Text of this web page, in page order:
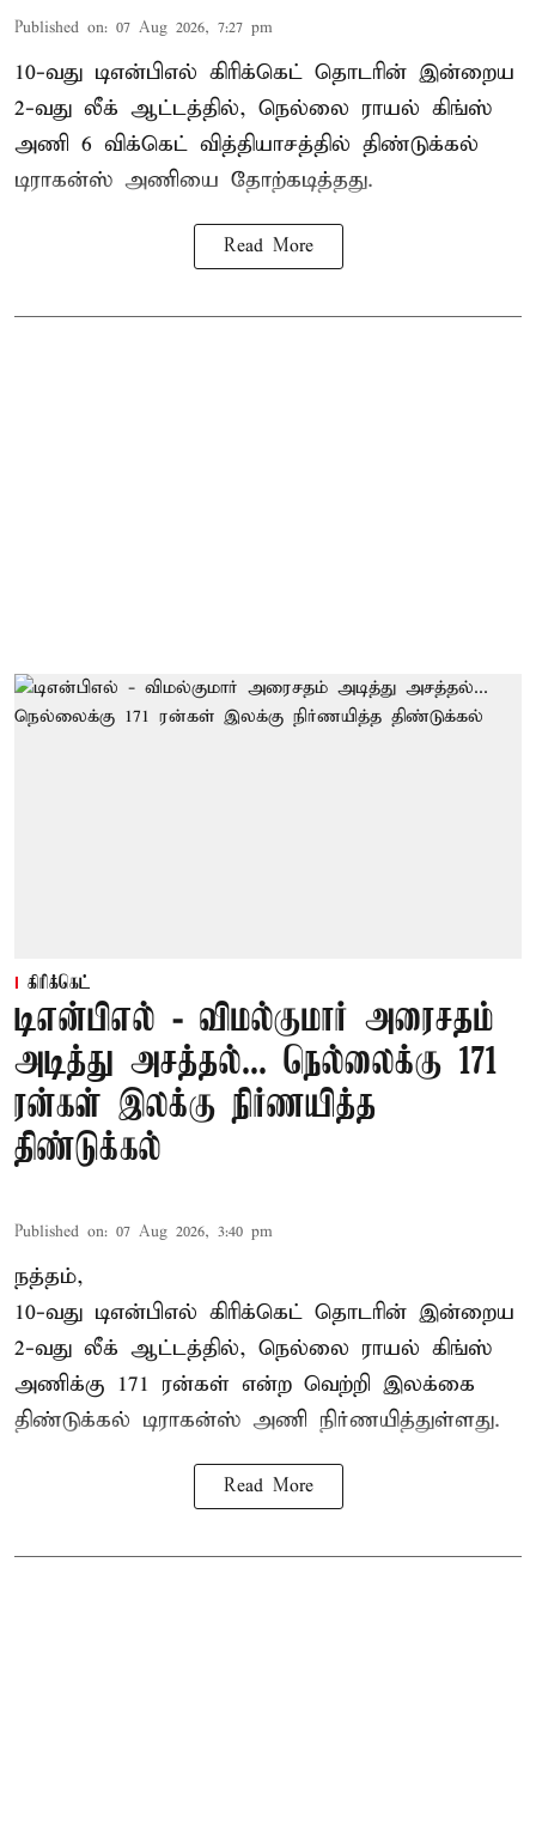
Published on: 07 Aug 2026, 7:27 pm
10-வது டிஎன்பிஎல் கிரிக்கெட் தொடரின் இன்றைய
2-வது லீக் ஆட்டத்தில், நெல்லை ராயல் கிங்ஸ்
அணி 6 விக்கெட் வித்தியாசத்தில் திண்டுக்கல்
டிராகன்ஸ் அணியை தோற்கடித்தது.
Read More
கிரிக்கெட்
டிஎன்பிஎல் - விமல்குமார் அரைசதம்
அடித்து அசத்தல்... நெல்லைக்கு 171
ரன்கள் இலக்கு நிர்ணயித்த
திண்டுக்கல்
Published on: 07 Aug 2026, 3:40 pm
நத்தம்,
10-வது டிஎன்பிஎல் கிரிக்கெட் தொடரின் இன்றைய
2-வது லீக் ஆட்டத்தில், நெல்லை ராயல் கிங்ஸ்
அணிக்கு 171 ரன்கள் என்ற வெற்றி இலக்கை
திண்டுக்கல் டிராகன்ஸ் அணி நிர்ணயித்துள்ளது.
Read More